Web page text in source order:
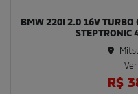
BMW 220I 2.0 16V TURBO
STEPTRONIC
R$